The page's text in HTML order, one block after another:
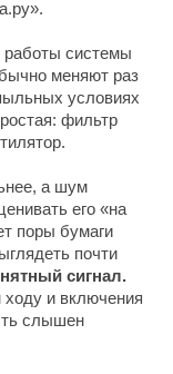
системы
меняют раз
условиях
фильтр
а шум
его «на
поры бумаги
почти
сигнал.
ходу и включения
слышен